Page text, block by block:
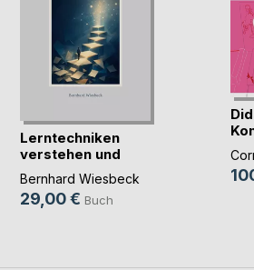
Lerntechniken
verstehen und
anwenden
Bernhard Wiesbeck
29,00 € Buch